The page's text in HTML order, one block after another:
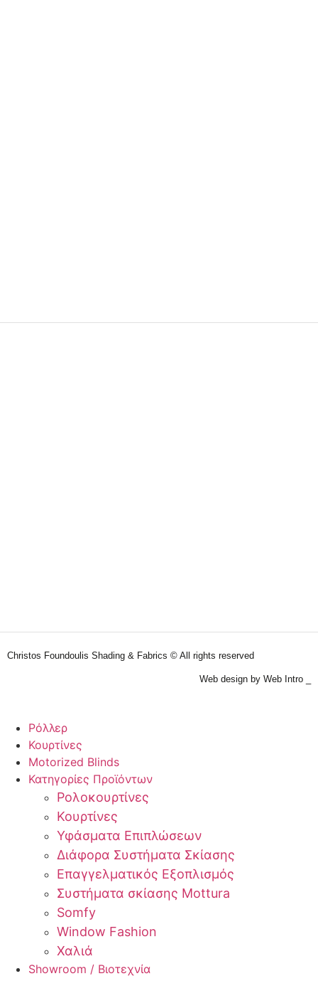
Christos Foundoulis Shading & Fabrics © All rights reserved
Web design by Web Intro _
Ρόλλερ
Κουρτίνες
Motorized Blinds
Κατηγορίες Προϊόντων
Ρολοκουρτίνες
Κουρτίνες
Υφάσματα Επιπλώσεων
Διάφορα Συστήματα Σκίασης
Επαγγελματικός Εξοπλισμός
Συστήματα σκίασης Mottura
Somfy
Window Fashion
Χαλιά
Showroom / Βιοτεχνία